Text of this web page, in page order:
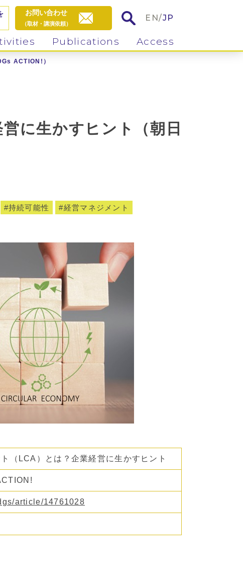
お問い合わせ
（取材・講演依頼）
EN/JP
Publications Access
ACTION!）
に生かすヒント（朝日
持続可能性 経営マネジメント
（LCA）とは？企業経営に生かすヒント
article/14761028